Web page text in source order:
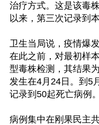
治疗方式。这是该毒
以来，第三次记录到
卫生当局说，疫情爆
在此之前，对最初样
型毒株检测，其结果
发生在4月24日。到5
记录到50起死亡病例。
病例集中在刚果民主